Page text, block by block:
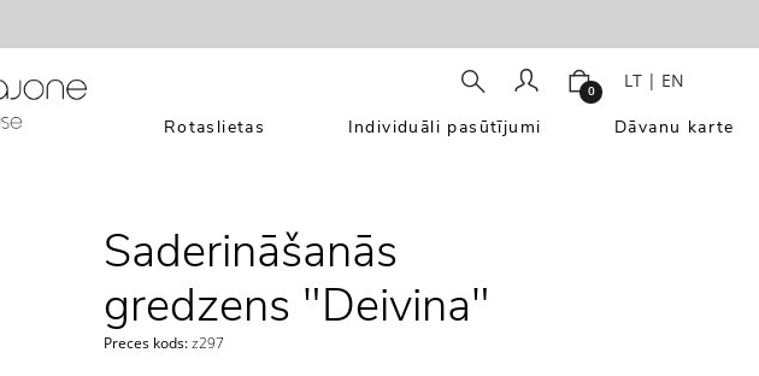
0 LT | EN
Rotaslietas Individuāli pasūtījumi Dāvanu karte
Saderināšanās
gredzens "Deivina"
Preces kods:z297